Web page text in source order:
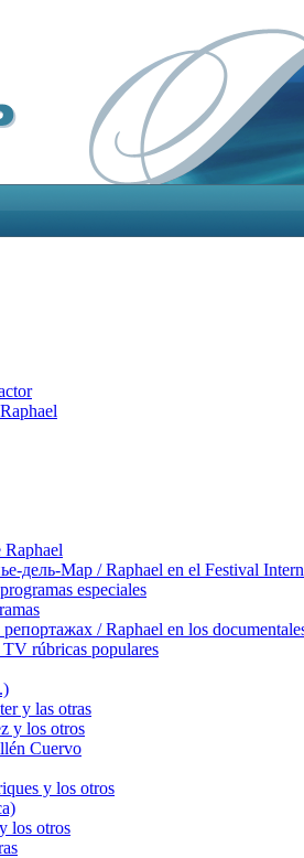
дель-Мар / Raphael en el Festival
especiales
/ Raphael en los
rúbricas populares
y las otras
y los otros
Cuervo
y los otros
los otros